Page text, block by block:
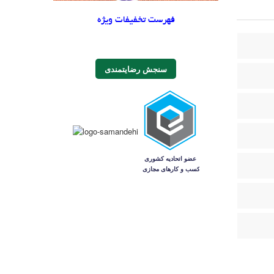
فهرست تخفیفات ویژه
سنجش رضایتمندی